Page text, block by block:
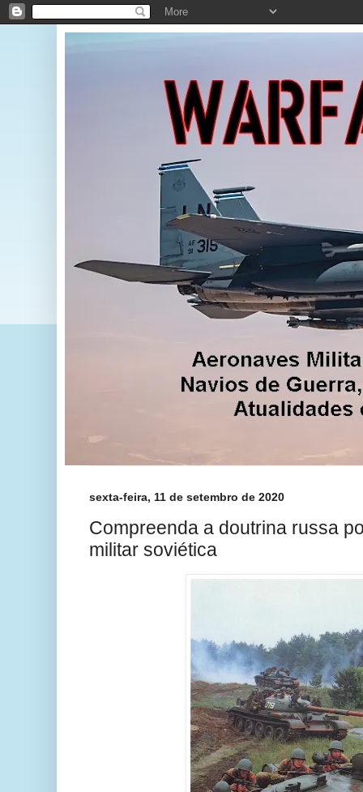
sexta-feira, 11 de setembro de 2020
Compreenda a doutrina russa
militar soviética